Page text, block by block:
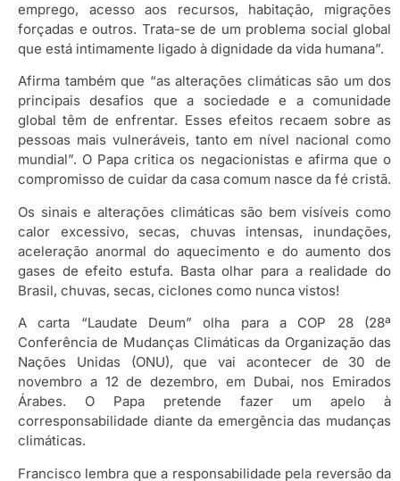
emprego, acesso aos recursos, habitação, migrações
forçadas e outros. Trata-se de um problema social global
que está intimamente ligado à dignidade da vida humana”.
Afirma também que “as alterações climáticas são um dos
principais desafios que a sociedade e a comunidade
global têm de enfrentar. Esses efeitos recaem sobre as
pessoas mais vulneráveis, tanto em nível nacional como
mundial”. O Papa critica os negacionistas e afirma que o
compromisso de cuidar da casa comum nasce da fé cristã.
Os sinais e alterações climáticas são bem visíveis como
calor excessivo, secas, chuvas intensas, inundações,
aceleração anormal do aquecimento e do aumento dos
gases de efeito estufa. Basta olhar para a realidade do
Brasil, chuvas, secas, ciclones como nunca vistos!
A carta “Laudate Deum” olha para a COP 28 (28ª
Conferência de Mudanças Climáticas da Organização das
Nações Unidas (ONU), que vai acontecer de 30 de
novembro a 12 de dezembro, em Dubai, nos Emirados
Árabes. O Papa pretende fazer um apelo à
corresponsabilidade diante da emergência das mudanças
climáticas.
Francisco lembra que a responsabilidade pela reversão da